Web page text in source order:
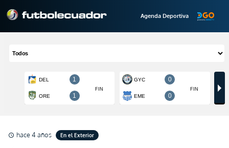
Agenda Deportiva
schedule hace 4 años En el Exterior